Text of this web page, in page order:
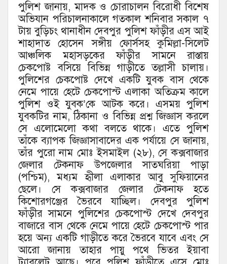
পুলিশ জানায়, মাদক ও চোরাচালন বিরোধী বিশেষ
অভিযান পরিচালনাকালে গতকাল শনিবার সকাল ৭
টায় বুড়িচং থানাধীন দেবপুর পুলিশ ফাঁড়ীর এস আই
শাহাদাত হোসেন সঙ্গীয় ফোর্সসহ কুমিল্লা-সিলেট
আঞ্চলিক মহাসড়কের ফাঁড়ীর সামনে রাস্তায়
চেকপোষ্ট বসিয়ে বিভিন্ন গাড়ীতে তল্লাসী চালায়।
পুলিশের চেকপোষ্ট দেখে একটি যুবক বাস থেকে
নেমে পায়ে হেটে চেকপোস্ট এলাকা অতিক্রম কালে
পুলিশ ওই যুবক’কে আটক করে। এসময় পুলিশ
যুবকটির নাম, ঠিকানা ও বিভিন্ন প্রশ্ন জিজ্ঞাস করলে
সে এলোমেলো কথা বলতে থাকে। এতে পুলিশ
তাঁকে ব্যাপক জিজ্ঞাসাবাদের এক পর্যায়ে সে জানায়,
তাঁর পুরো নাম মোঃ ইসমাইল (২৮), সে কক্সবাজার
জেলার টেকনাফ উপজেলার সাতঘরিয়া পাড়া
(পশ্চিম), মধ্যম হৃীলা এলাকার আবু সুফিয়ানের
ছেলে। সে কক্সবাজার জেলার টেকনাফ হতে
কিশোরগঞ্জের ভৈরবে যাচ্ছিল। দেবপুর পুলিশ
ফাঁড়ীর সামনে পুলিশের চেকপোস্ট দেখে দেবপুর
বাজারে বাস থেকে নেমে পায়ে হেটে চেকপোস্ট পার
হয়ে অন্য একটি গাড়ীতে করে ভৈরবে যাবে এবং সে
আরো জানায় তাহার পায়ু পথে ভিতর ইয়াবা